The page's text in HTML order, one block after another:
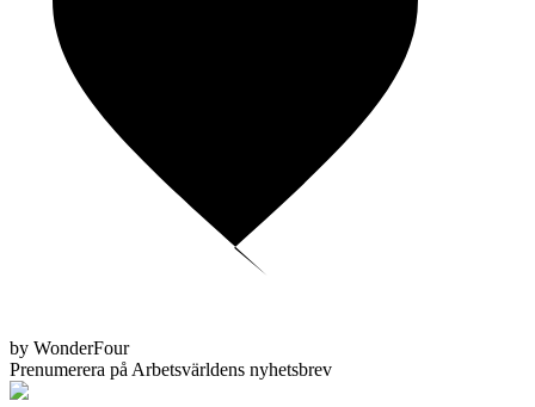
by WonderFour
Prenumerera på Arbetsvärldens nyhetsbrev